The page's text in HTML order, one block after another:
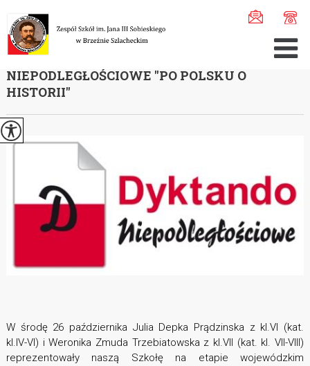
X Ogólnopolskie Dykt ...
X OGÓLNOPOLSKIE DYKTANDO
NIEPODLEGŁOŚCIOWE ''PO POLSKU O
HISTORII''
W środę 26 października Julia Depka Prądzinska z kl.VI (kat.
kl.IV-VI) i Weronika Zmuda Trzebiatowska z kl.VII (kat. kl. VII-VIII)
reprezentowały naszą Szkołę na etapie wojewódzkim